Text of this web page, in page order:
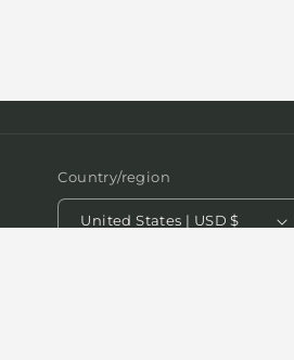
Country/region
United States | USD $